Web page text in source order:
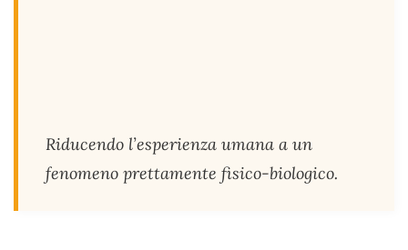
Riducendo l’esperienza umana a un
fenomeno prettamente fisico-biologico.